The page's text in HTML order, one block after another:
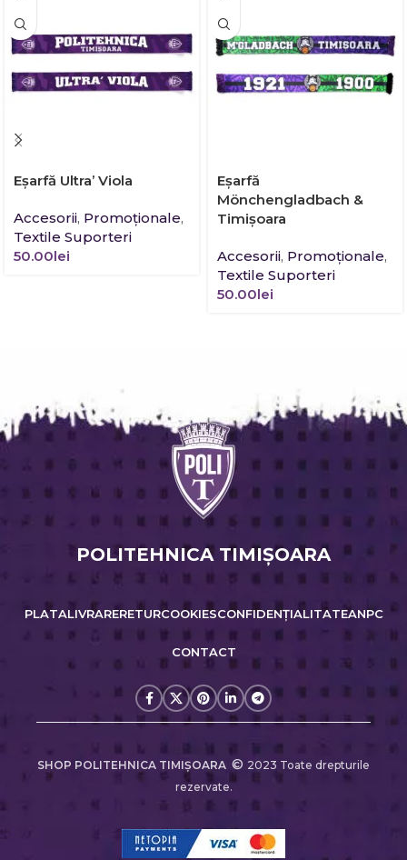
Eșarfă Ultra’ Viola
Accesorii, Promoţionale,
Textile Suporteri
50.00lei
Eșarfă
Mönchengladbach &
Timișoara
Accesorii, Promoţionale,
Textile Suporteri
50.00lei
POLITEHNICA TIMIŞOARA
PLATALIVRARERETURCOOKIESCONFIDENȚIALITATEANPC
CONTACT
SHOP POLITEHNICA TIMIŞOARA © 2023 Toate drepturile
rezervate.